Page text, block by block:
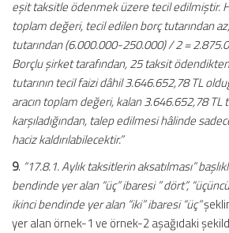
eşit taksitle ödenmek üzere tecil edilmiştir.
toplam değeri, tecil edilen borç tutarından
tutarından (6.000.000-250.000) / 2 =
Borçlu şirket tarafından, 25 taksit
tutarının tecil faizi dâhil 3.646.652,78 TL
aracın toplam değeri, kalan 3.646.652,78 TL
karşıladığından, talep edilmesi hâlinde
haciz kaldırılabilecektir.”
9. “17.8.1. Aylık taksitlerin aksatılması”
bendinde yer alan “üç” ibaresi ” dört”,
ikinci bendinde yer alan “iki” ibaresi “üç”
yer alan örnek-1 ve örnek-2 aşağıdaki